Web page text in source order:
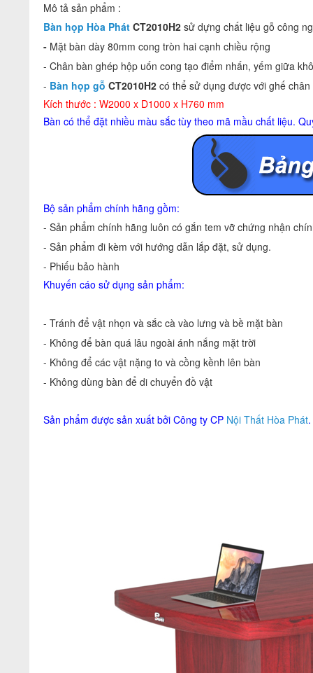
Mô tả sản phẩm :
Bàn họp Hòa Phát CT2010H2 sử dựng chất liệu gỗ công
- Mặt bàn dày 80mm cong tròn hai cạnh chiều rộng
- Chân bàn ghép hộp uốn cong tạo điểm nhấn, yếm giữa
- Bàn họp gỗ CT2010H2 có thể sử dụng được với ghế
Kích thước : W2000 x D1000 x H760 mm
Bàn có thể đặt nhiều màu sắc tùy theo mã mầu chất liệu.
Bộ sản phẩm chính hãng gồm:
- Sản phẩm chính hãng luôn có gắn tem vỡ chứng nhận
- Sản phẩm đi kèm với hướng dẫn lắp đặt, sử dụng.
- Phiếu bảo hành
Khuyến cáo sử dụng sản phẩm:
- Tránh để vật nhọn và sắc cà vào lưng và bề mặt bàn
- Không để bàn quá lâu ngoài ánh nắng mặt trời
- Không để các vật nặng to và cồng kềnh lên bàn
- Không dùng bàn để di chuyển đồ vật
Sản phẩm được sản xuất bởi Công ty CP Nội Thất Hòa Phát.